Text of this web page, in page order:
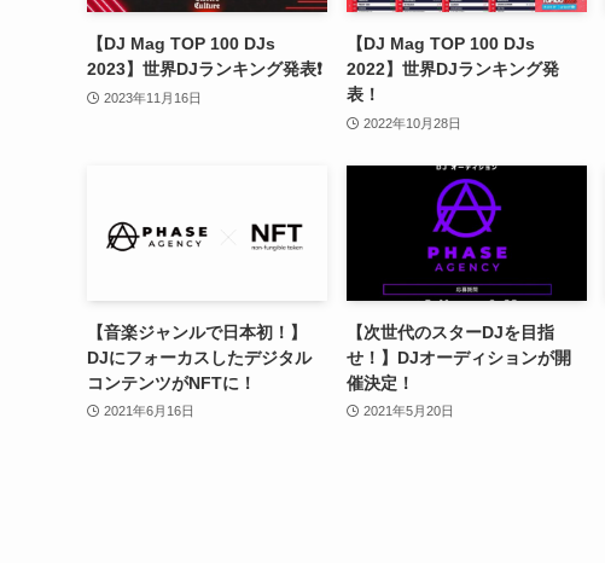
【DJ Mag TOP 100 DJs
2023】世界DJランキング発表❗️
2023年11月16日
【DJ Mag TOP 100 DJs
2022】世界DJランキング発
表！
2022年10月28日
【音楽ジャンルで日本初！】
DJにフォーカスしたデジタル
コンテンツがNFTに！
2021年6月16日
【次世代のスターDJを目指
せ！】DJオーディションが開
催決定！
2021年5月20日